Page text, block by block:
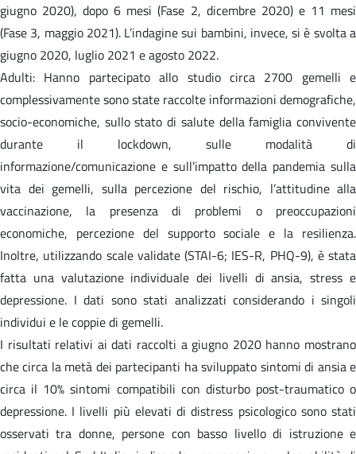
giugno 2020), dopo 6 mesi (Fase 2, dicembre 2020) e 11 mesi
(Fase 3, maggio 2021). L’indagine sui bambini, invece, si è svolta a
giugno 2020, luglio 2021 e agosto 2022.
Adulti: Hanno partecipato allo studio circa 2700 gemelli e
complessivamente sono state raccolte informazioni demografiche,
socio-economiche, sullo stato di salute della famiglia convivente
durante il lockdown, sulle modalità di
informazione/comunicazione e sull’impatto della pandemia sulla
vita dei gemelli, sulla percezione del rischio, l’attitudine alla
vaccinazione, la presenza di problemi o preoccupazioni
economiche, percezione del supporto sociale e la resilienza.
Inoltre, utilizzando scale validate (STAI-6; IES-R, PHQ-9), è stata
fatta una valutazione individuale dei livelli di ansia, stress e
depressione. I dati sono stati analizzati considerando i singoli
individui e le coppie di gemelli.
I risultati relativi ai dati raccolti a giugno 2020 hanno mostrano
che circa la metà dei partecipanti ha sviluppato sintomi di ansia e
circa il 10% sintomi compatibili con disturbo post-traumatico o
depressione. I livelli più elevati di distress psicologico sono stati
osservati tra donne, persone con basso livello di istruzione e